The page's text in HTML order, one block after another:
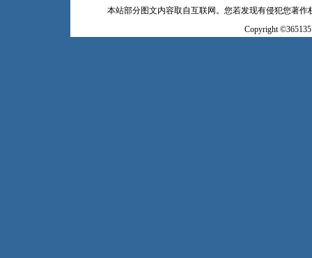
本站部分图文内容取自互联网。您若发现有侵犯您著
Copyright